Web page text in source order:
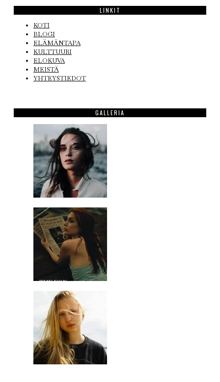
LINKIT
KOTI
BLOGI
ELÄMÄNTAPA
KULTTUURI
ELOKUVA
MEISTÄ
YHTEYSTIEDOT
GALLERIA